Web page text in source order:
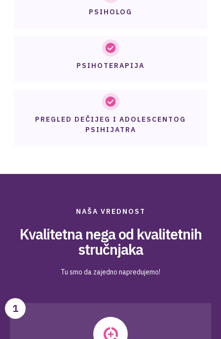
PSIHOLOG
PSIHOTERAPIJA
PREGLED DEČIJEG I ADOLESCENTOG
PSIHIJATRA
NAŠA VREDNOST
Kvalitetna nega od kvalitetnih
stručnjaka
Tu smo da zajedno napredujemo!
1